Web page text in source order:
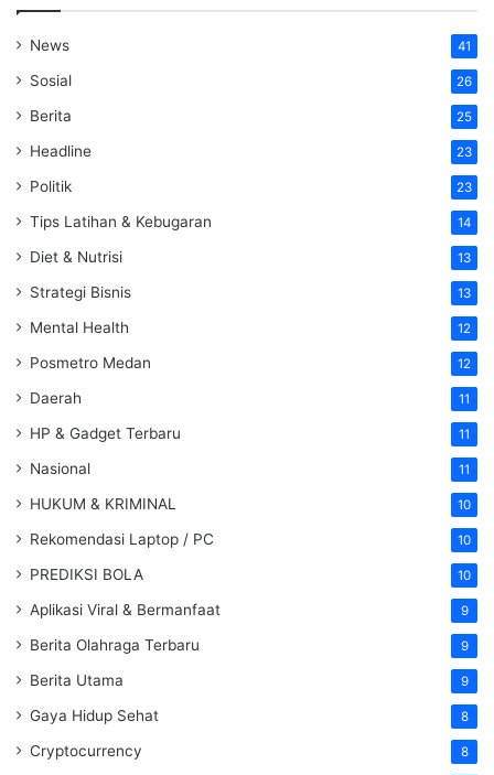
News 41
Sosial 26
Berita 25
Headline 23
Politik 23
Tips Latihan & Kebugaran 14
Diet & Nutrisi 13
Strategi Bisnis 13
Mental Health 12
Posmetro Medan 12
Daerah 11
HP & Gadget Terbaru 11
Nasional 11
HUKUM & KRIMINAL 10
Rekomendasi Laptop / PC 10
PREDIKSI BOLA 10
Aplikasi Viral & Bermanfaat 9
Berita Olahraga Terbaru 9
Berita Utama 9
Gaya Hidup Sehat 8
Cryptocurrency 8